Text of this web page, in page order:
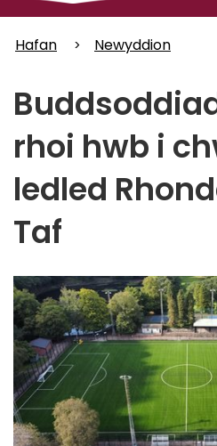
Hafan Newyddion
rhoi hwb i
ledled
Taf